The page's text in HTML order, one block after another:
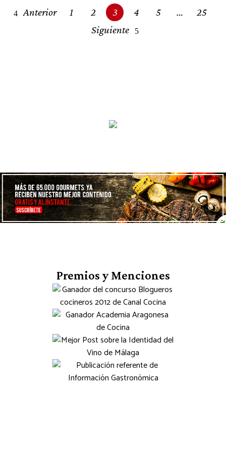
imprescindibles
Posts
Anterior 1 2 3 4 5 …
25
Siguiente
Premios y Menciones